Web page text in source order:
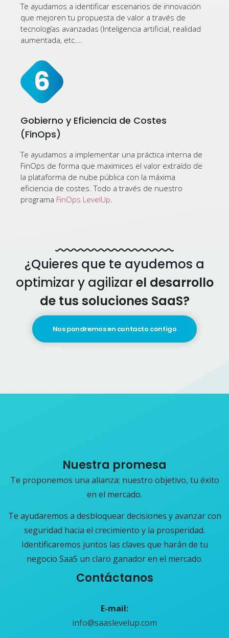
Te ayudamos a identificar escenarios de innovación
que mejoren tu propuesta de valor a través de
tecnologías avanzadas (Inteligencia artificial, realidad
aumentada, etc….
Gobierno y Eficiencia de Costes
(FinOps)
Te ayudamos a implementar una práctica interna de
FinOps de forma que maximices el valor extraído de
la plataforma de nube pública con la máxima
eficiencia de costes. Todo a través de nuestro
programa FinOps LevelUp
¿Quieres que te ayudemos a
optimizar y agilizarel desarrollo
de tus soluciones SaaS?
Nos pondremos en contacto contigo
Nuestra promesa
Te proponemos una alianza: nuestro objetivo, tu éxito
en el mercado.
Te ayudaremos a desbloquear decisiones y avanzar con
seguridad hacia el crecimiento y la prosperidad.
Identificaremos juntos las claves que harán de tu
negocio SaaS un claro ganador en el mercado.
Contáctanos
E-mail:
info@saaslevelup.com